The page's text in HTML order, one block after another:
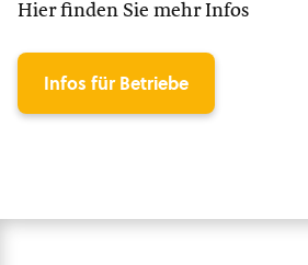
Hier finden Sie mehr Infos
Infos für Betriebe